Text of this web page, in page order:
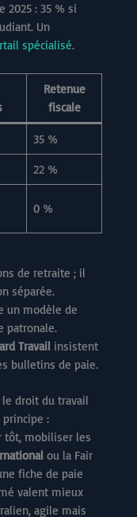
2025 : 35 % si
Un
spécialisé.
Retenue
fiscale
35 %
22 %
0 %
de retraite ; il
séparée.
un modèle de
patronale.
Travail insistent
bulletins de paie.
droit du travail
:
tôt, mobiliser les
ou la Fair
fiche de paie
valent mieux
agile mais